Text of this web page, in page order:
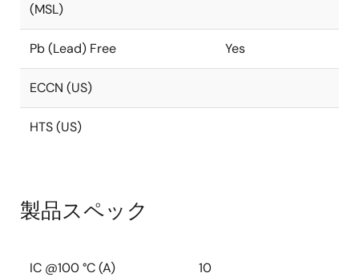
(MSL)
Pb (Lead) Free Yes
ECCN (US)
HTS (US)
製品スペック
IC @100 °C (A) 10